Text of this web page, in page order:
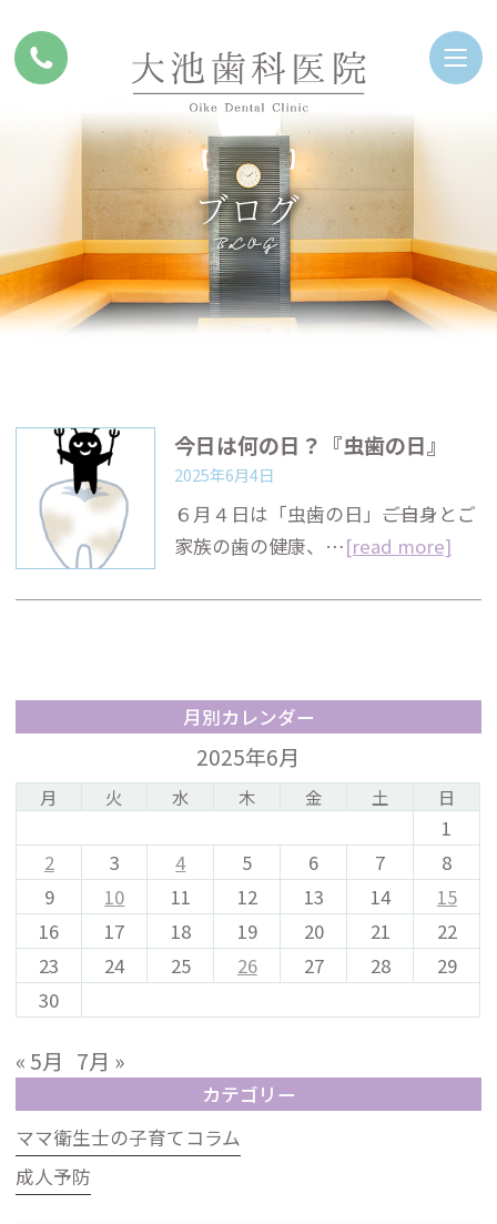
ブログ
BLOG
今日は何の日？『虫歯の日』
2025年6月4日
６月４日は「虫歯の日」――ご自身とご
家族の歯の健康、…[read more]
月別カレンダー
2025年6月
月 火 水 木 金 土 日
1
2
3 4 5 6 7
8
9
10 11 12 13 14
15
16
17 18 19 20 21
22
23
24 25 26 27 28
29
30
« 5月 7月 »
カテゴリー
ママ衛生士の子育てコラム
成人予防